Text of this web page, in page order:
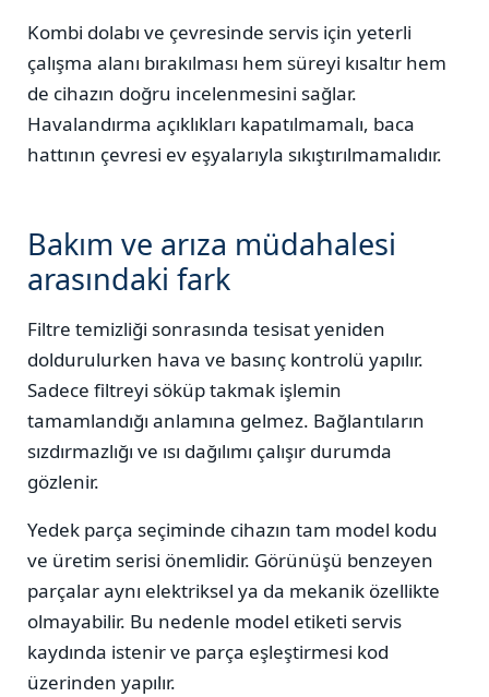
Kombi dolabı ve çevresinde servis için yeterli
çalışma alanı bırakılması hem süreyi kısaltır hem
de cihazın doğru incelenmesini sağlar.
Havalandırma açıklıkları kapatılmamalı, baca
hattının çevresi ev eşyalarıyla sıkıştırılmamalıdır.
Bakım ve arıza müdahalesi
arasındaki fark
Filtre temizliği sonrasında tesisat yeniden
doldurulurken hava ve basınç kontrolü yapılır.
Sadece filtreyi söküp takmak işlemin
tamamlandığı anlamına gelmez. Bağlantıların
sızdırmazlığı ve ısı dağılımı çalışır durumda
gözlenir.
Yedek parça seçiminde cihazın tam model kodu
ve üretim serisi önemlidir. Görünüşü benzeyen
parçalar aynı elektriksel ya da mekanik özellikte
olmayabilir. Bu nedenle model etiketi servis
kaydında istenir ve parça eşleştirmesi kod
üzerinden yapılır.